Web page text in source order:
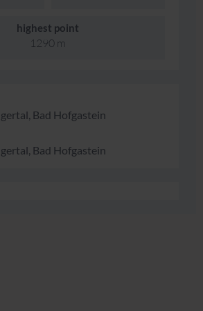
highest point
1290 m
Bad Hofgastein
Bad Hofgastein